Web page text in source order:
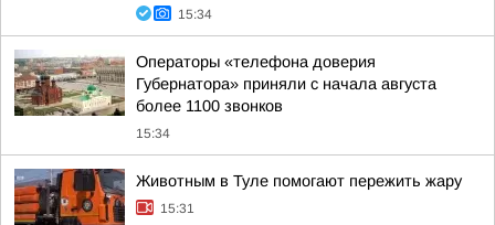
15:34
Операторы «телефона доверия
Губернатора» приняли с начала августа
более 1100 звонков
15:34
Животным в Туле помогают пережить жару
15:31